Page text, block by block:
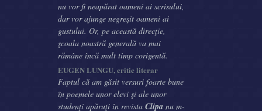
nu vor fi neapărat oameni ai scrisului,
dar vor ajunge negreşit oameni ai
gustului. Or, pe această direcţie,
şcoala noastră generală va mai
rămâne încă mult timp corigentă.
EUGEN LUNGU, critic literar
Faptul că am găsit versuri foarte bune
în poemele unor elevi şi ale unor
studenţi apăruţi în revista Clipa nu m-